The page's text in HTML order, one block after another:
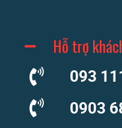
Hỗ trợ
093
0903